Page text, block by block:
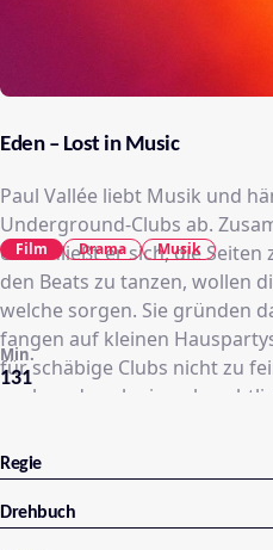
Eden – Lost in Music
Paul Vallée liebt Musik und
Underground-Clubs ab.
entschließt er sich, die Seiten
den Beats zu tanzen, wollen
welche sorgen. Sie gründen
fangen auf kleinen
für schäbige Clubs nicht zu
nach und nach einen
Nacht zu Nacht, wobei er auch
kennenlernt. Eine von ihnen
mit der er sich sogar eine
131
Min.
Film Drama Musik
Regie
Drehbuch